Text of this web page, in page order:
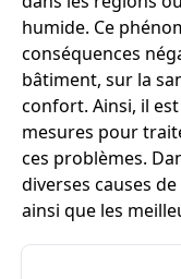
humide. Ce
conséquences
bâtiment, sur la
confort. Ainsi, il
mesures pour
ces problèmes.
diverses causes
ainsi que les